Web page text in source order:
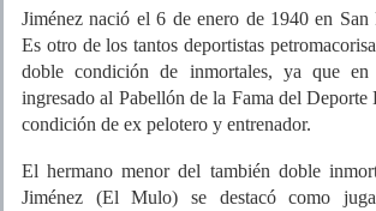
Jiménez nació el 6 de enero de 1940 en San
Es otro de los tantos deportistas
doble condición de inmortales, ya que
ingresado al Pabellón de la Fama del Deporte
condición de ex pelotero y entrenador.
El hermano menor del también doble
Jiménez (El Mulo) se destacó como